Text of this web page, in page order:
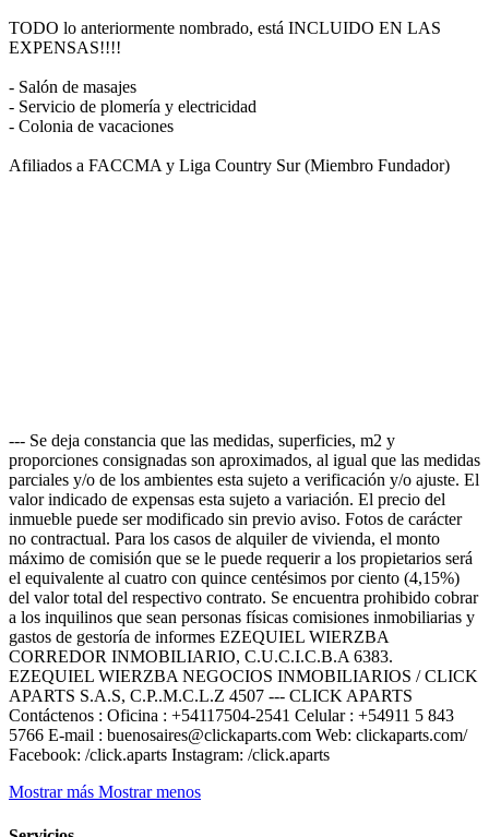
TODO lo anteriormente nombrado, está INCLUIDO EN LAS
EXPENSAS!!!!
- Salón de masajes
- Servicio de plomería y electricidad
- Colonia de vacaciones
Afiliados a FACCMA y Liga Country Sur (Miembro Fundador)
--- Se deja constancia que las medidas, superficies, m2 y
proporciones consignadas son aproximados, al igual que las medidas
parciales y/o de los ambientes esta sujeto a verificación y/o ajuste. El
valor indicado de expensas esta sujeto a variación. El precio del
inmueble puede ser modificado sin previo aviso. Fotos de carácter
no contractual. Para los casos de alquiler de vivienda, el monto
máximo de comisión que se le puede requerir a los propietarios será
el equivalente al cuatro con quince centésimos por ciento (4,15%)
del valor total del respectivo contrato. Se encuentra prohibido cobrar
a los inquilinos que sean personas físicas comisiones inmobiliarias y
gastos de gestoría de informes EZEQUIEL WIERZBA
CORREDOR INMOBILIARIO, C.U.C.I.C.B.A 6383.
EZEQUIEL WIERZBA NEGOCIOS INMOBILIARIOS / CLICK
APARTS S.A.S, C.P..M.C.L.Z 4507 --- CLICK APARTS
Contáctenos : Oficina : +54117504-2541 Celular : +54911 5 843
5766 E-mail : buenosaires@clickaparts.com Web: clickaparts.com/
Facebook: /click.aparts Instagram: /click.aparts
Mostrar más Mostrar menos